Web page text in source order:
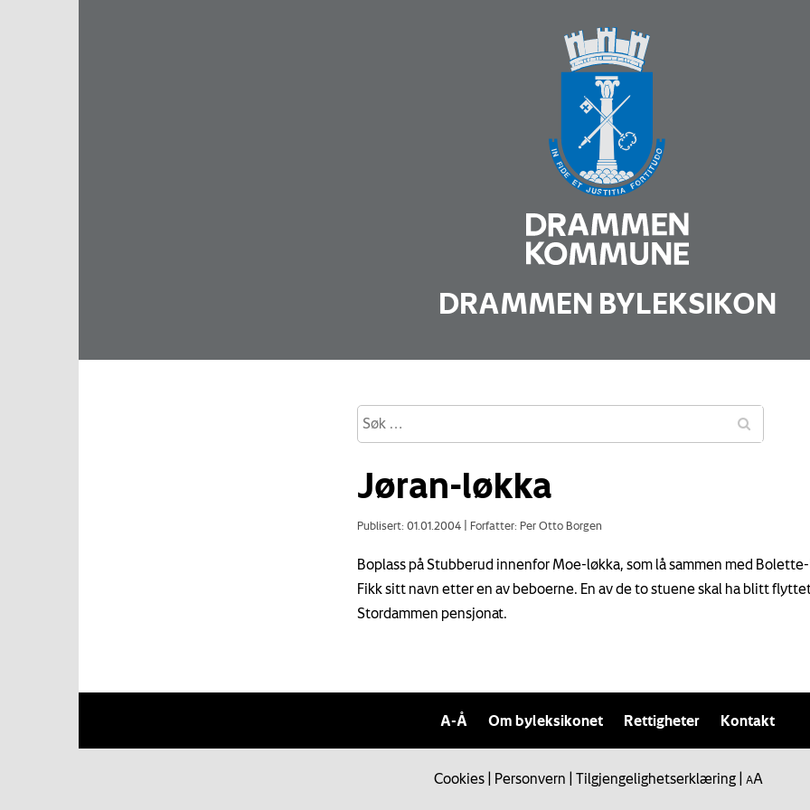
DRAMMEN BYLEKSIKON
Jøran-løkka
Publisert: 01.01.2004 Forfatter: Per Otto Borgen
Boplass på Stubberud innenfor Moe-løkka, som lå sammen med
Fikk sitt navn etter en av beboerne. En av de to stuene skal ha blitt
Stordammen pensjonat.
A-Å Om byleksikonet Rettigheter Kontakt
Cookies Personvern Tilgjengelighetserklæring AA